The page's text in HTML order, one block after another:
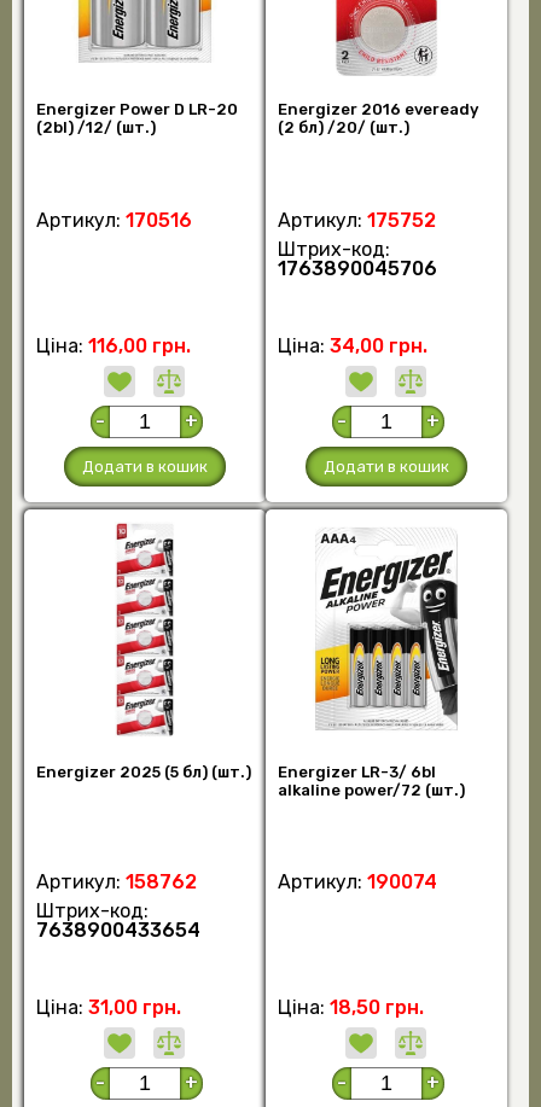
Energizer Power D LR-20
(2bl) /12/ (шт.)
Артикул: 170516
Ціна: 116,00 грн.
- +
Додати в кошик
Energizer 2016 eveready
(2 бл) /20/ (шт.)
Артикул: 175752
Штрих-код:
1763890045706
Ціна: 34,00 грн.
- +
Додати в кошик
Energizer 2025 (5 бл) (шт.)
Артикул: 158762
Штрих-код:
7638900433654
Ціна: 31,00 грн.
- +
Energizer LR-3/ 6bl
alkaline power/72 (шт.)
Артикул: 190074
Ціна: 18,50 грн.
- +